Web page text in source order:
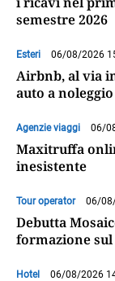
semestre 2026
Esteri 06/08/2026
Airbnb, al via
auto a noleggio
Agenzie viaggi 06/
Maxitruffa
inesistente
Tour operator 06/
Debutta
formazione
Hotel 06/08/2026